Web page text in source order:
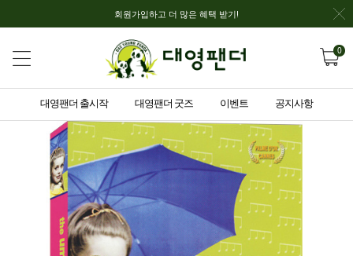
회원가입하고 더 많은 혜택 받기!
0
대영팬더 출시작 대영팬더 굿즈 이벤트 공지사항